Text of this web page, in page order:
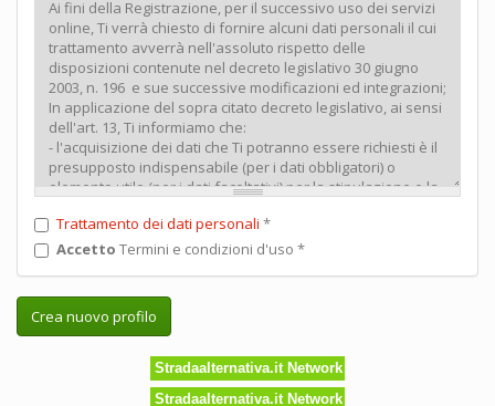
Trattamento dei dati personali *
Accetto Termini e condizioni d'uso *
Crea nuovo profilo
Stradaalternativa.it Network
Stradaalternativa.it Network